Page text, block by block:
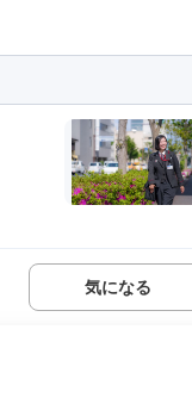
気になる